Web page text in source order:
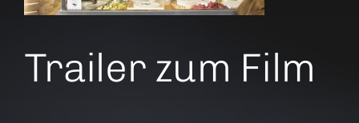
Trailer zum Film